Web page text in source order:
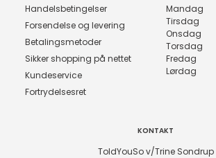
Handelsbetingelser
Forsendelse og levering
Betalingsmetoder
Sikker shopping på nettet
Kundeservice
Fortrydelsesret
Mandag
Tirsdag
Onsdag
Torsdag
Fredag
Lørdag
KONTAKT
ToldYouSo v/Trine Sondrup